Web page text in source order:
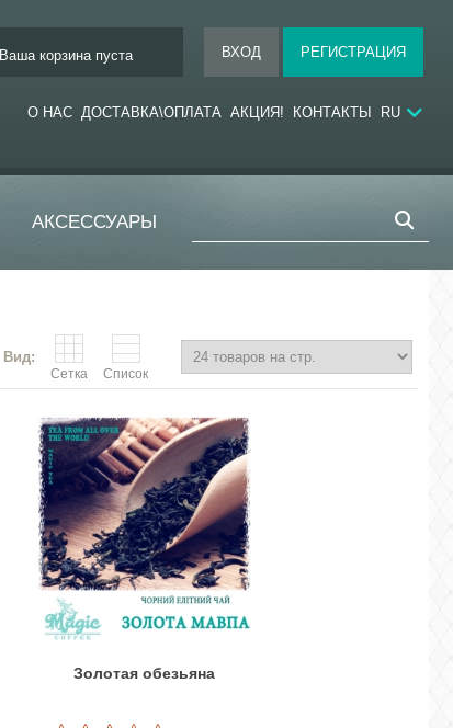
Ваша корзина пуста
О НАС ДОСТАВКА\ОПЛАТА АКЦИЯ! КОНТАКТЫ RU
АКСЕССУАРЫ
Вид:
Сетка Список
Золотая обезьяна